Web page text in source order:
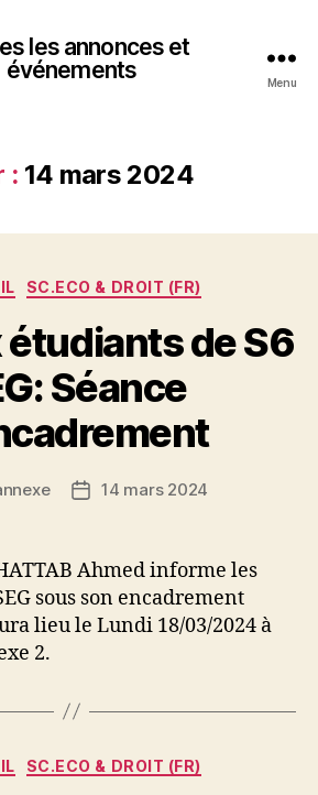
les annonces et
événements
Menu
: 14 mars 2024
Catégories
SC.ECO & DROIT (FR)
étudiants de S6
Séance
Date14 mars 2024
Ahmed informe les
sous son encadrement
lieu le Lundi 18/03/2024 à
2.
Catégories
SC.ECO & DROIT (FR)